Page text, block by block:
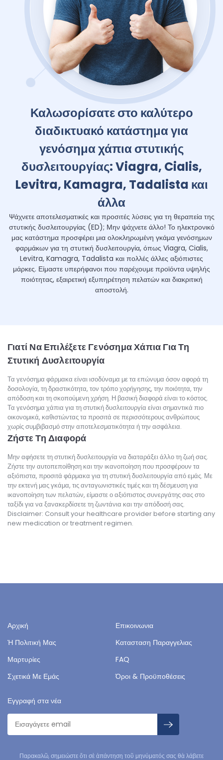
Καλωσορίσατε στο καλύτερο
διαδικτυακό κατάστημα για
γενόσημα χάπια στυτικής
δυσλειτουργίας: Viagra, Cialis,
Levitra, Kamagra, Tadalista και
άλλα
Ψάχνετε αποτελεσματικές και προσιτές λύσεις για τη θεραπεία της
στυτικής δυσλειτουργίας (ED); Μην ψάχνετε άλλο! Το ηλεκτρονικό
μας κατάστημα προσφέρει μια ολοκληρωμένη γκάμα γενόσημων
φαρμάκων για τη στυτική δυσλειτουργία, όπως Viagra, Cialis,
Levitra, Kamagra, Tadalista και πολλές άλλες αξιόπιστες
μάρκες. Είμαστε υπερήφανοι που παρέχουμε προϊόντα υψηλής
ποιότητας, εξαιρετική εξυπηρέτηση πελατών και διακριτική
αποστολή.
Γιατί Να Επιλέξετε Γενόσημα Χάπια Για Τη
Στυτική Δυσλειτουργία
Τα γενόσημα φάρμακα είναι ισοδύναμα με τα επώνυμα όσον αφορά τη
δοσολογία, τη δραστικότητα, τον τρόπο χορήγησης, την ποιότητα, την
απόδοση και τη σκοπούμενη χρήση. Η βασική διαφορά είναι το κόστος.
Τα γενόσημα χάπια για τη στυτική δυσλειτουργία είναι σημαντικά πιο
οικονομικά, καθιστώντας τα προσιτά σε περισσότερους ανθρώπους
χωρίς συμβιβασμό στην αποτελεσματικότητα ή την ασφάλεια.
Ζήστε Τη Διαφορά
Μην αφήσετε τη στυτική δυσλειτουργία να διαταράξει άλλο τη ζωή σας.
Ζήστε την αυτοπεποίθηση και την ικανοποίηση που προσφέρουν τα
αξιόπιστα, προσιτά φάρμακα για τη στυτική δυσλειτουργία από εμάς. Με
την εκτενή μας γκάμα, τις ανταγωνιστικές τιμές και τη δέσμευση για
ικανοποίηση των πελατών, είμαστε ο αξιόπιστος συνεργάτης σας στο
ταξίδι για να ξανακερδίσετε τη ζωντάνια και την απόδοσή σας.
Disclaimer: Consult your healthcare provider before starting any
new medication or treatment regimen.
Αρχική
Επικοινωνια
Ἡ Πολιτική Μας
Κατασταση Παραγγελιας
Μαρτυρίες
FAQ
Σχετικά Με Εμάς
Όροι & Προϋποθέσεις
Εγγραφή στα νέα
Παρακαλῶ, σημειώστε ὅτι σὲ ἀπάντηση τοῦ μηνύματός σας θὰ λάβετε